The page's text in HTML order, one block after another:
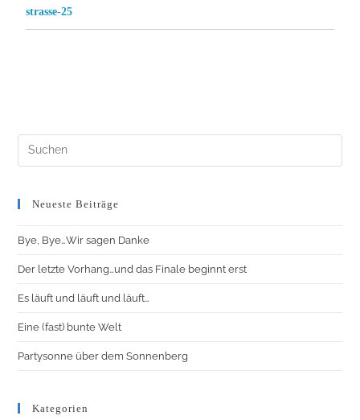
strasse-25
Neueste Beiträge
Bye, Bye…Wir sagen Danke
Der letzte Vorhang…und das Finale beginnt erst
Es läuft und läuft und läuft…
Eine (fast) bunte Welt
Partysonne über dem Sonnenberg
Kategorien